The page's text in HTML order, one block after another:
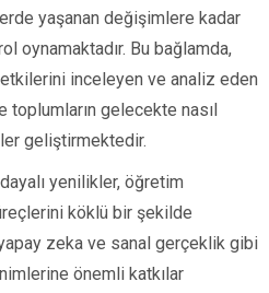
yaşanan değişimlere kadar
oynamaktadır. Bu bağlamda,
inceleyen ve analiz eden
toplumların gelecekte nasıl
geliştirmektedir.
yenilikler, öğretim
köklü bir şekilde
zeka ve sanal gerçeklik gibi
önemli katkılar